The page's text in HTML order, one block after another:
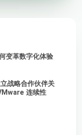
变革数字化体验
战略合作伙伴关
连续性